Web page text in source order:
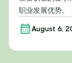
职业发展优势。
August 6,